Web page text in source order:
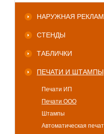
НАРУЖНАЯ
СТЕНДЫ
ТАБЛИЧКИ
ПЕЧАТИ И ШТАМПЫ
Печати ИП
Печати ООО
Штампы
Автоматическая